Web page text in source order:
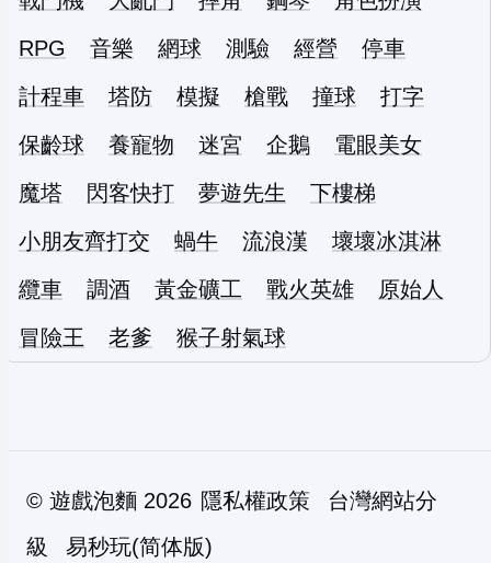
RPG
音樂 網球 測驗 經營
停車
計程車
塔防 模擬 槍戰 撞球
打字
保齡球
養寵物 迷宮 企鵝
電眼美女
魔塔
閃客快打 夢遊先生
下樓梯
小朋友齊打交
蝸牛 流浪漢
壞壞冰淇淋
纜車
調酒 黃金礦工 戰火英雄
原始人
冒險王
老爹 猴子射氣球
© 遊戲泡麵 2026 隱私權政策
台灣網站分
級
易秒玩(简体版)